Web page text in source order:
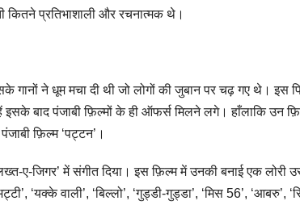
कितने प्रतिभाशाली और रचनात्मक थे।
गानों ने धूम मचा दी थी जो लोगों की जुबान पर चढ़ गए थे। इस
इसके बाद पंजाबी फ़िल्मों के ही ऑफर्स मिलने लगे। हाँलाकि उन
फ़िल्म ‘पट्टन’।
ए-जिगर’ में संगीत दिया। इस फ़िल्म में उनकी बनाई एक लोरी
‘यक्के वाली’, ‘बिल्लो’, ‘गुड्डी-गुड्डा’, ‘मिस 56’, ‘आबरु’,